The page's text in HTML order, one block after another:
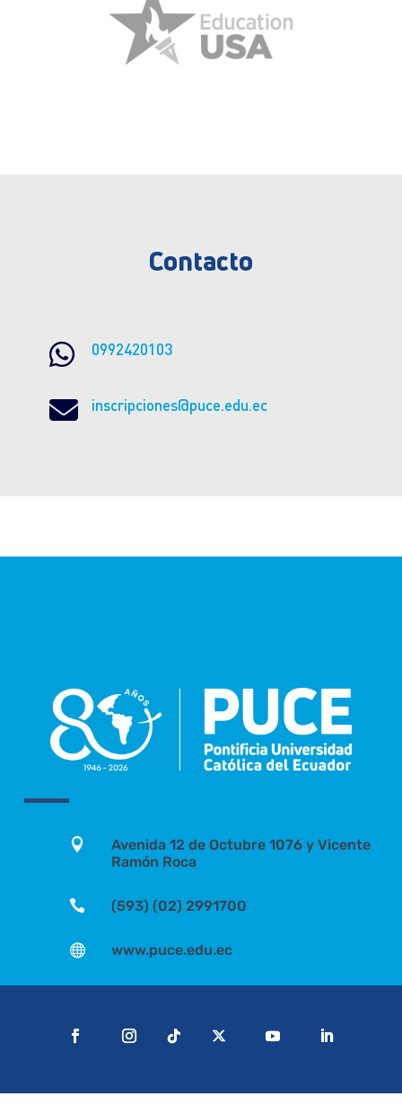
Contacto
 0992420103
 inscripciones@puce.edu.ec

Avenida 12 de Octubre 1076 y Vicente
Ramón Roca
 (593) (02) 2991700
 www.puce.edu.ec